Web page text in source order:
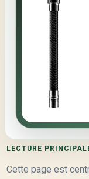
LECTURE
Cette page est